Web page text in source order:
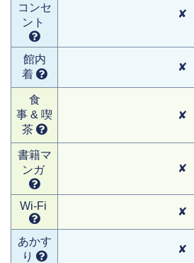
コンセ
ント
✘
館内
着
✘
食
事 & 喫
茶
✘
書籍マ
ンガ
✘
Wi-Fi ✘
あかす
り
✘